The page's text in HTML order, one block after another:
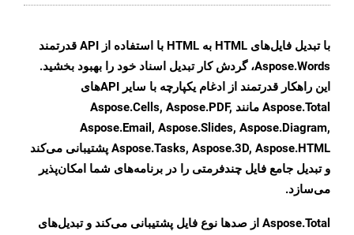
با تبدیل فایل‌های HTML به HTML با استفاده از API قدرتمند
Aspose.Words، گردش کار تبدیل اسناد خود را بهبود بخشید.
این راهکار قدرتمند از ادغام یکپارچه با سایر APIهای
Aspose.Total مانند Aspose.Cells, Aspose.PDF,
Aspose.Email, Aspose.Slides, Aspose.Diagram,
Aspose.Tasks, Aspose.3D, Aspose.HTML پشتیبانی می‌کند
و تبدیل جامع فایل چندفرمتی را در برنامه‌های شما امکان‌پذیر
می‌سازد.
Aspose.Total از صدها نوع فایل پشتیبانی می‌کند و تبدیل‌های